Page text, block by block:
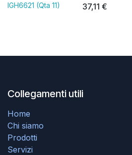
IGH6621 (Qta 11) 37,11 €
Collegamenti utili
Home
Chi siamo
Prodotti
Servizi